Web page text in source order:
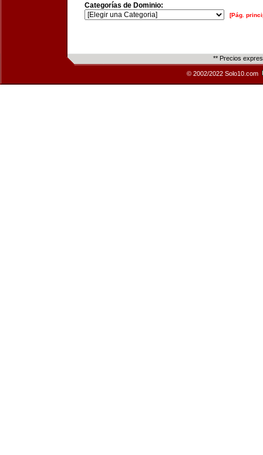
Categorías de Dominio:
[Pág.
** Precios
© 2002/2022 Solo10.com